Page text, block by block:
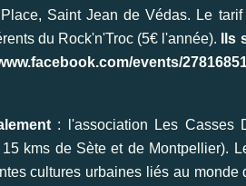
Saint Jean de Védas. Le
du Rock'n'Troc (5€ l'année).
Ils
events/
: l'association Les Casses
kms de Sète et de Montpellier).
cultures urbaines liés au